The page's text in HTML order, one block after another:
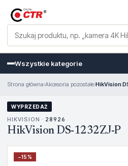
Wszystkie kategorie
Strona główna›Akcesoria pozostałe›HikVision
WYPRZEDAŻ
HIKVISION · 28926
HikVision DS-1232ZJ-P
−15%